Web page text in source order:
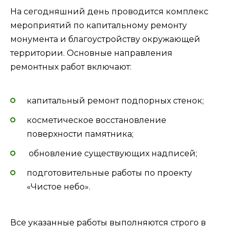
На сегодняшний день проводится комплекс
мероприятий по капитальному ремонту
монумента и благоустройству окружающей
территории. Основные направления
ремонтных работ включают:
капитальный ремонт подпорных стенок;
косметическое восстановление
поверхности памятника;
обновление существующих надписей;
подготовительные работы по проекту
«Чистое небо».
Все указанные работы выполняются строго в